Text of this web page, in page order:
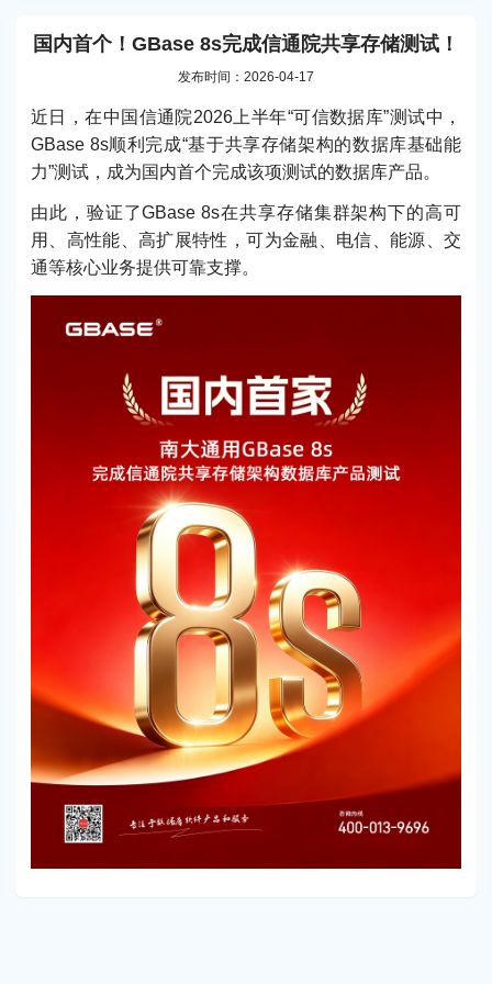
国内首个！GBase 8s完成信通院共享存储测试！
发布时间：2026-04-17
近日，在中国信通院2026上半年“可信数据库”测试中，
GBase 8s顺利完成“基于共享存储架构的数据库基础能
力”测试，成为国内首个完成该项测试的数据库产品。
由此，验证了GBase 8s在共享存储集群架构下的高可
用、高性能、高扩展特性，可为金融、电信、能源、交
通等核心业务提供可靠支撑。